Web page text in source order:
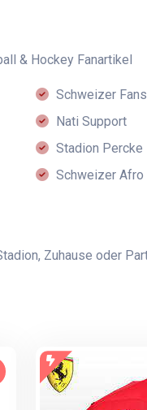
& Hockey Fanartikel
Schweizer
Nati Support
Stadion Percke
Schweizer Afro
Zuhause oder